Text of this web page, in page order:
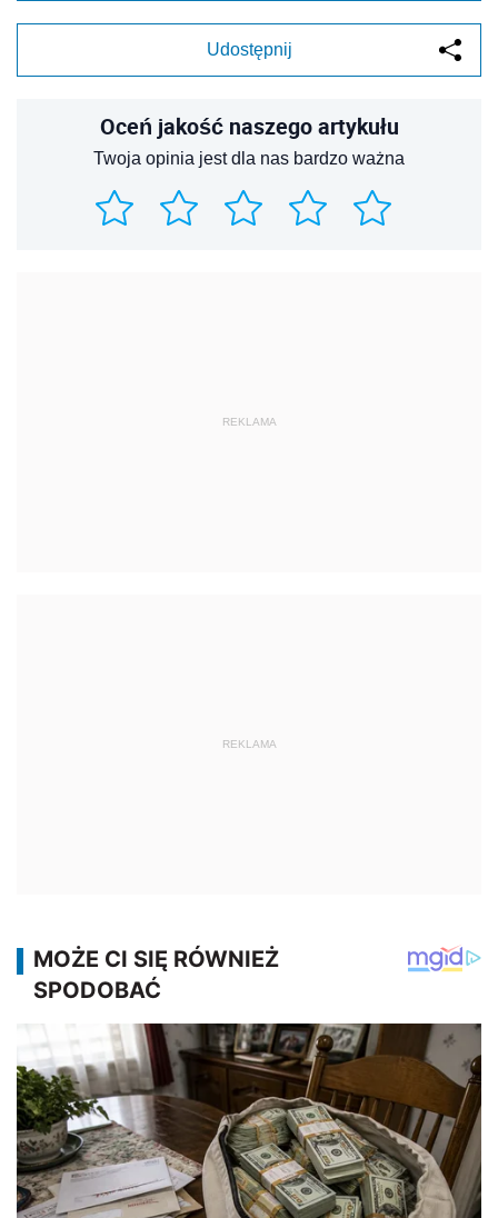
Udostępnij
Oceń jakość naszego artykułu
Twoja opinia jest dla nas bardzo ważna
REKLAMA
REKLAMA